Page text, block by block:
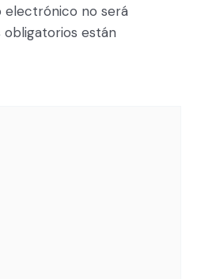
electrónico no será
obligatorios están